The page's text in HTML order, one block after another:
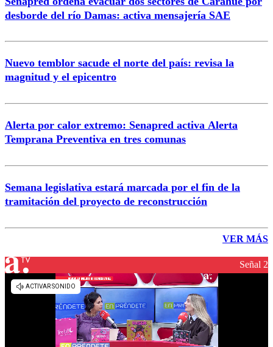
desborde del río Damas: activa mensajería SAE
Nuevo temblor sacude el norte del país: revisa la
magnitud y el epicentro
Alerta por calor extremo: Senapred activa Alerta
Temprana Preventiva en tres comunas
Semana legislativa estará marcada por el fin de la
tramitación del proyecto de reconstrucción
VER MÁS
Señal 2